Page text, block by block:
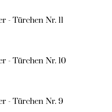
- Türchen Nr. 11
- Türchen Nr. 10
- Türchen Nr. 9